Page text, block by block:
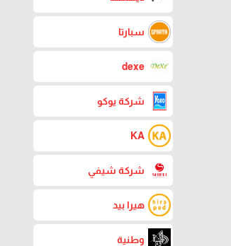
سبارتا
dexe
شركة يوكو
KA
شركة شيفي
هيرا بيد
وطنية